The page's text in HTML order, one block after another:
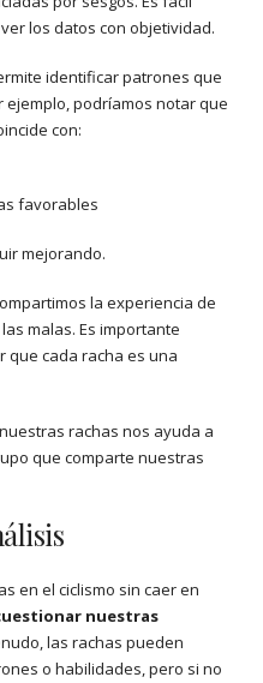
los datos con objetividad.
identificar patrones que
podríamos notar que
con:
favorables
mejorando.
la experiencia de
malas. Es importante
que cada racha es una
rachas nos ayuda a
que comparte nuestras
en el ciclismo sin caer en
nuestras
las rachas pueden
o habilidades, pero si no